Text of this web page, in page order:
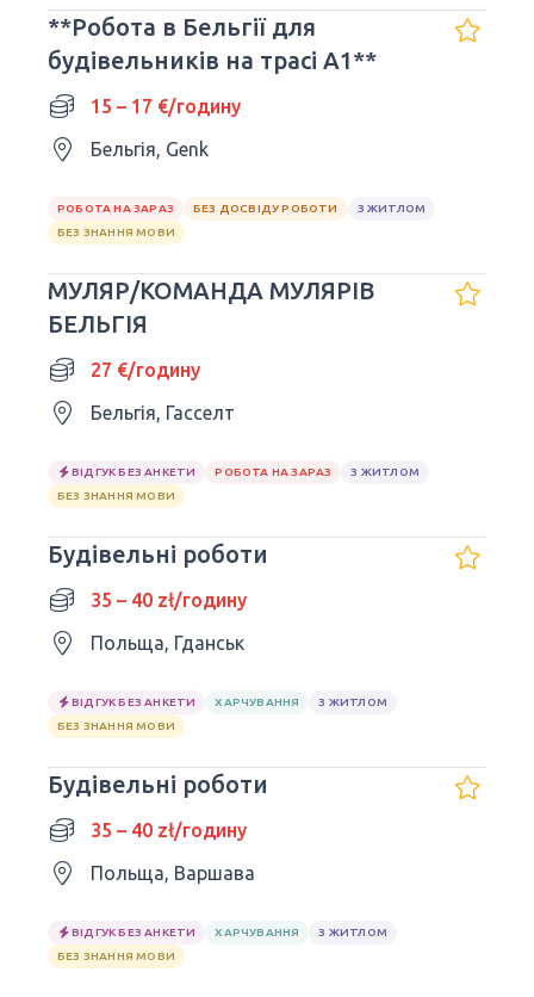
**Робота в Бельгії для
будівельників на трасі A1**
15 – 17 €/годину
Бельгія, Genk
РОБОТА НА ЗАРАЗ БЕЗ ДОСВІДУ РОБОТИ
З ЖИТЛОМ
БЕЗ ЗНАННЯ МОВИ
МУЛЯР/КОМАНДА МУЛЯРІВ
БЕЛЬГІЯ
27 €/годину
Бельгія, Гасселт
ВІДГУК БЕЗ АНКЕТИ РОБОТА НА ЗАРАЗ
З ЖИТЛОМ
БЕЗ ЗНАННЯ МОВИ
Будівельні роботи
35 – 40 zł/годину
Польща, Гданськ
ВІДГУК БЕЗ АНКЕТИ ХАРЧУВАННЯ
З ЖИТЛОМ
БЕЗ ЗНАННЯ МОВИ
Будівельні роботи
35 – 40 zł/годину
Польща, Варшава
ВІДГУК БЕЗ АНКЕТИ ХАРЧУВАННЯ
З ЖИТЛОМ
БЕЗ ЗНАННЯ МОВИ